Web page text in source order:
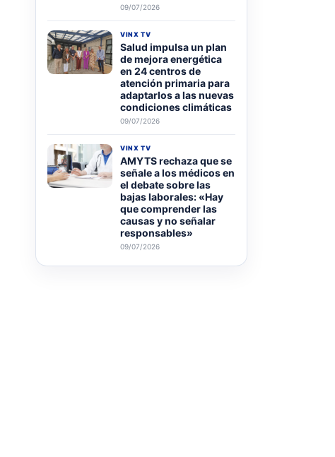
09/07/2026
VINX TV
Salud impulsa un plan
de mejora energética
en 24 centros de
atención primaria para
adaptarlos a las nuevas
condiciones climáticas
09/07/2026
VINX TV
AMYTS rechaza que se
señale a los médicos en
el debate sobre las
bajas laborales: «Hay
que comprender las
causas y no señalar
responsables»
09/07/2026